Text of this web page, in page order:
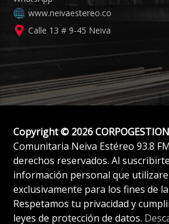
www.neivaestereo.co
Calle 13 # 9-45 Neiva
Copyright © 2026 CORPOGESTION
Comunitaria Neiva Estéreo 93.8
derechos reservados. Al
información personal que
exclusivamente para los fines de
Respetamos tu privacidad y
leyes de protección de datos.